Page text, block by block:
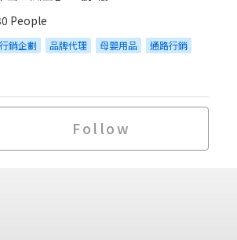
People
行銷企劃 品牌代理 母嬰用品 通路行銷
Follow